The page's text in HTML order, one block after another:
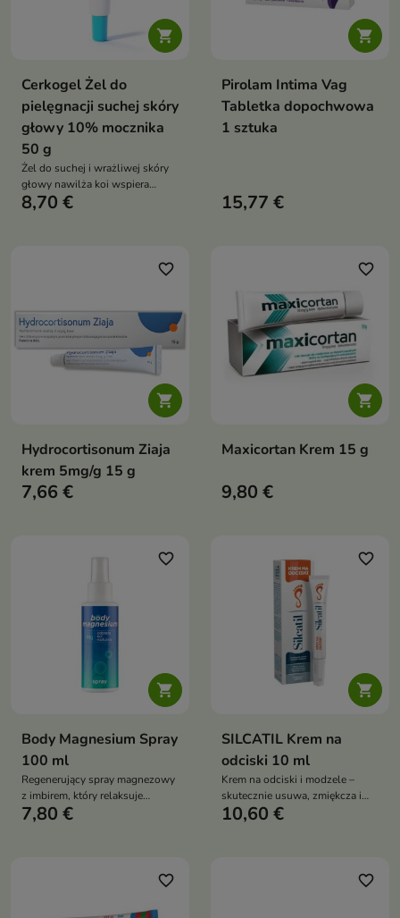

Cerkogel Żel do
pielęgnacji suchej skóry
głowy 10% mocznika
50 g
Żel do suchej i wrażliwej skóry
głowy nawilża koi wspiera
złuszczanie pomocny przy
8,70 €

Pirolam Intima Vag
Tabletka dopochwowa
1 sztuka
15,77 €

favorite_border
Hydrocortisonum Ziaja
krem 5mg/g 15 g
7,66 €

favorite_border
Maxicortan Krem 15 g
9,80 €

favorite_border
Body Magnesium Spray
100 ml
Regenerujący spray magnezowy
z imbirem, który relaksuje
mięśnie, łagodzi napięcia i
7,80 €

favorite_border
SILCATIL Krem na
odciski 10 ml
Krem na odciski i modzele –
skutecznie usuwa, zmiękcza i
pielęgnuje skórę, chroniąc przed
10,60 €
favorite_border favorite_border